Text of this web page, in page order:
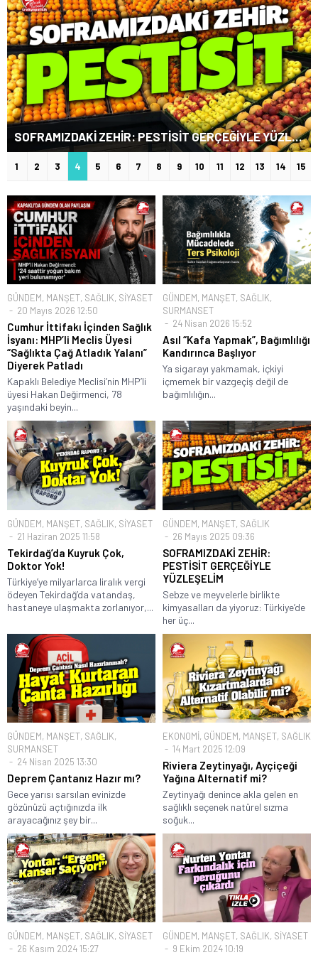
SOFRAMIZDAKİ ZEHİR: PESTİSİT GERÇEĞİYLE YÜZLEŞELİM
1 2 3 4 5 6 7 8 9 10 11 12 13 14 15
GÜNDEM, MANŞET, SAĞLIK, SİYASET
20 Mayıs 2026 12:50
Cumhur İttifakı İçinden Sağlık
İsyanı: MHP’li Meclis Üyesi
“Sağlıkta Çağ Atladık Yalanı”
Diyerek Patladı
Kapaklı Belediye Meclisi’nin MHP’li
üyesi Hakan Değirmenci, 78
yaşındaki beyin...
GÜNDEM, MANŞET, SAĞLIK,
SURMANSET
24 Nisan 2026 15:52
Asıl “Kafa Yapmak”, Bağımlılığı
Kandırınca Başlıyor
Ya sigarayı yakmamak, içkiyi
içmemek bir vazgeçiş değil de
bağımlılığın...
GÜNDEM, MANŞET, SAĞLIK, SİYASET
21 Haziran 2025 11:58
Tekirdağ’da Kuyruk Çok,
Doktor Yok!
Türkiye’ye milyarlarca liralık vergi
ödeyen Tekirdağ’da vatandaş,
hastaneye ulaşmakta zorlanıyor,...
GÜNDEM, MANŞET, SAĞLIK
26 Mayıs 2025 09:36
SOFRAMIZDAKİ ZEHİR:
PESTİSİT GERÇEĞİYLE
YÜZLEŞELİM
Sebze ve meyvelerle birlikte
kimyasalları da yiyoruz: Türkiye’de
her üç...
GÜNDEM, MANŞET, SAĞLIK,
SURMANSET
24 Nisan 2025 13:30
Deprem Çantanız Hazır mı?
Gece yarısı sarsılan evinizde
gözünüzü açtığınızda ilk
arayacağınız şey bir...
EKONOMİ, GÜNDEM, MANŞET, SAĞLIK
14 Mart 2025 12:09
Riviera Zeytinyağı, Ayçiçeği
Yağına Alternatif mi?
Zeytinyağı denince akla gelen en
sağlıklı seçenek natürel sızma
soğuk...
GÜNDEM, MANŞET, SAĞLIK, SİYASET
26 Kasım 2024 15:27
GÜNDEM, MANŞET, SAĞLIK, SİYASET
9 Ekim 2024 10:19